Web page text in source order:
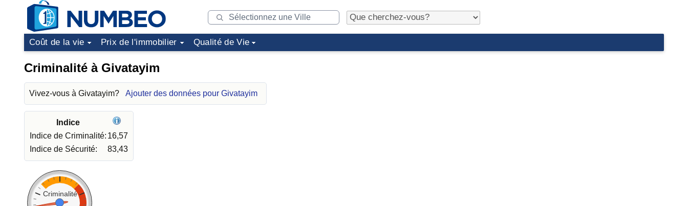
Coût de la vie Prix de l'immobilier Qualité de Vie
Criminalité à Givatayim
Vivez-vous à Givatayim? Ajouter des données pour Givatayim
Indice
Indice de Criminalité: 16,57
Indice de Sécurité:
83,43
Criminalité